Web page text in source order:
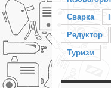
Сварка
Редуктор
Туризм